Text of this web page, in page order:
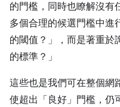
的門檻，同時也瞭解沒有
多個合理的候選門檻中進
的閾值？」，而是著重於
的標準？」
這些也是我們可在整個網
使超出「良好」門檻，仍